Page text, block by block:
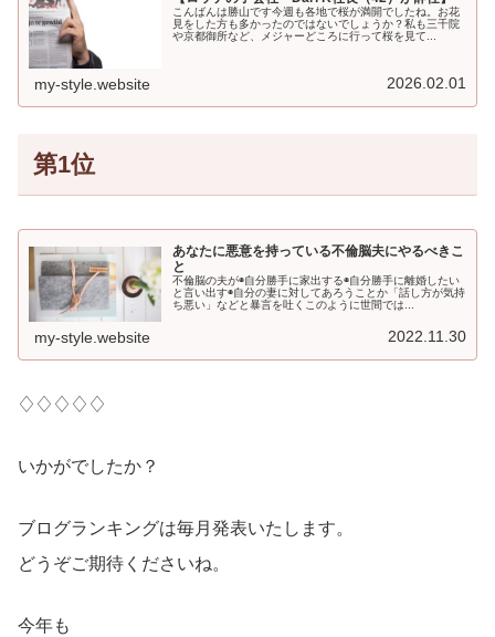
こんばんは勝山です今週も各地で桜が満開でしたね。お花
見をした方も多かったのではないでしょうか？私も三千院
や京都御所など、メジャーどころに行って桜を見て...
my-style.website 2026.02.01
第1位
あなたに悪意を持っている不倫脳夫にやるべきこ
と
不倫脳の夫が◉自分勝手に家出する◉自分勝手に離婚したい
と言い出す◉自分の妻に対してあろうことか「話し方が気持
ち悪い」などと暴言を吐くこのように世間では...
my-style.website 2022.11.30
♢♢♢♢♢
いかがでしたか？
ブログランキングは毎月発表いたします。
どうぞご期待くださいね。
今年も